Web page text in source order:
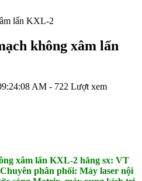
không xâm lấn
AM - 722 Lượt xem
xâm lấn KXL-2 hãng sx: VT
phân phối: Máy laser nội